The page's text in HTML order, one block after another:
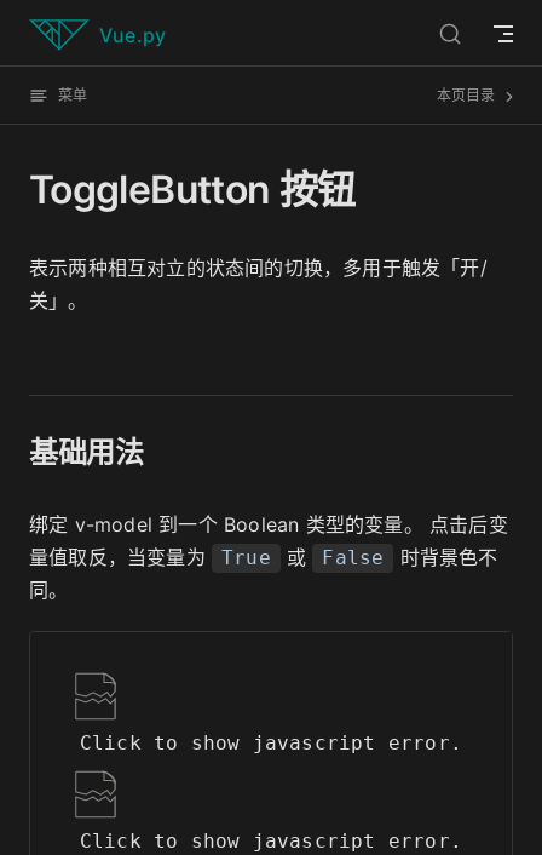
直接跳到内容
Vue.py
菜单 本页目录
ToggleButton 按钮
表示两种相互对立的状态间的切换，多用于触发「开/
关」。
基础用法
绑定 v-model 到一个 Boolean 类型的变量。 点击后变
量值取反，当变量为
True 或 False
时背景色不
同。
Click to show javascript error.
Click to show javascript error.
ToggleButton 按钮已经加载完毕